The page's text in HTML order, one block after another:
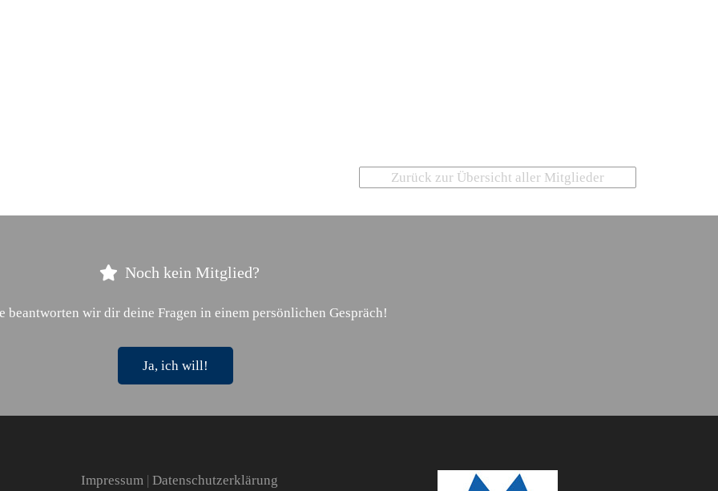
Zurück zur Übersicht aller Mitglieder
Noch kein Mitglied?
beantworten wir dir deine Fragen in einem persönlichen Gespräch!
Ja, ich will!
Impressum| Datenschutzerklärung